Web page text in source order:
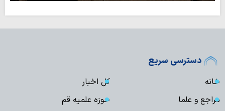
دسترسی سریع
خانه
کل اخبار
مراجع و علما
حوزه علمیه قم